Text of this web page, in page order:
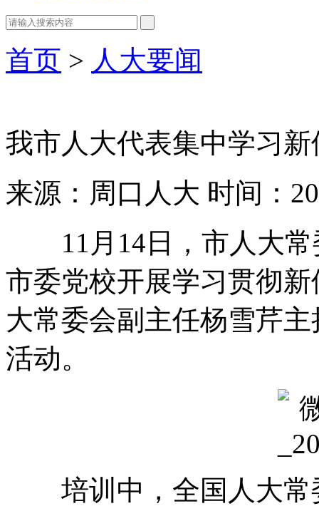
首页 > 人大要闻
我市人大代表集中学习
来源：周口人大 时间：
11月14日
， 市人大
市委党校开展学习贯彻
大常委会副主任杨雪芹
活动。
培训中 ， 全国人大